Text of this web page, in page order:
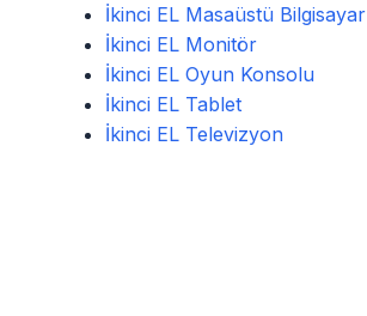
İkinci EL Masaüstü Bilgisayar
İkinci EL Monitör
İkinci EL Oyun Konsolu
İkinci EL Tablet
İkinci EL Televizyon